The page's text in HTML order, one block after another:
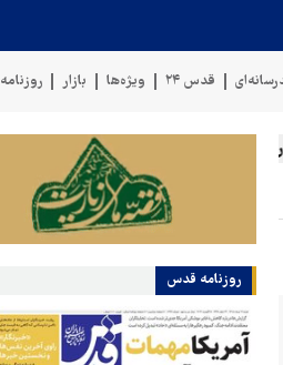
قدس ۲۴ ویژه‌ها بازار
سخنگوی نیروهای مسلح یمن: کشتی
روزنامه قدس